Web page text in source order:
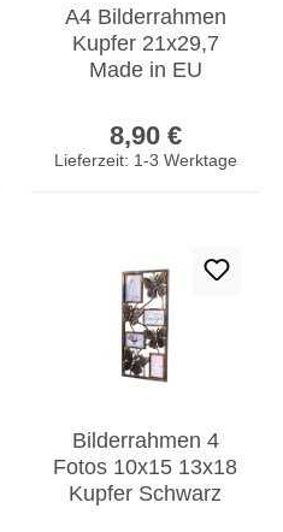
A4 Bilderrahmen
Kupfer 21x29,7
Made in EU
Urkunde Zeugnis
Aufsteller
8,90 €
Lieferzeit: 1-3 Werktage
Bilderrahmen 4
Fotos 10x15 13x18
Kupfer Schwarz